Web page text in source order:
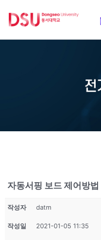
자동서핑 보드 제어방법
작성자 datm
작성일 2021-01-05 11:35